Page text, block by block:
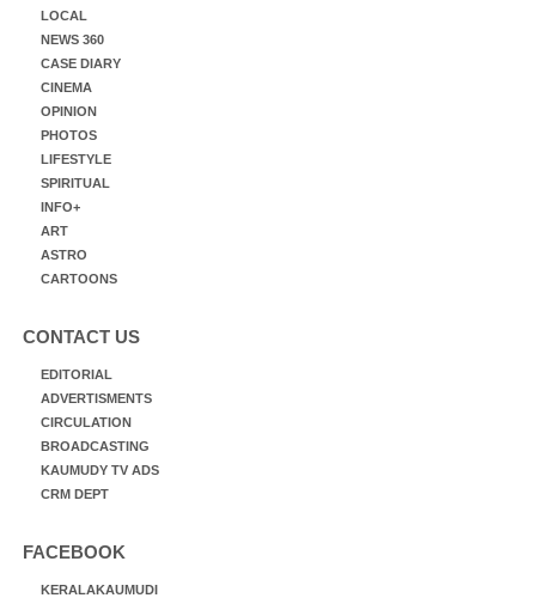
LOCAL
NEWS 360
CASE DIARY
CINEMA
OPINION
PHOTOS
LIFESTYLE
SPIRITUAL
INFO+
ART
ASTRO
CARTOONS
CONTACT US
EDITORIAL
ADVERTISMENTS
CIRCULATION
BROADCASTING
KAUMUDY TV ADS
CRM DEPT
FACEBOOK
KERALAKAUMUDI